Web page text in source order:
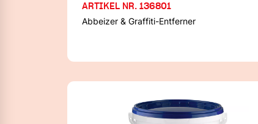
ARTIKEL NR. 136801
Abbeizer & Graffiti-Entferner